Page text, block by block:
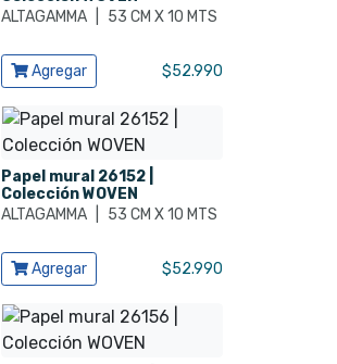
ALTAGAMMA
53 CM X 10 MTS
Ver producto
Agregar $52.990
Papel mural 26152 |
Colección WOVEN
ALTAGAMMA
53 CM X 10 MTS
Ver producto
Agregar $52.990